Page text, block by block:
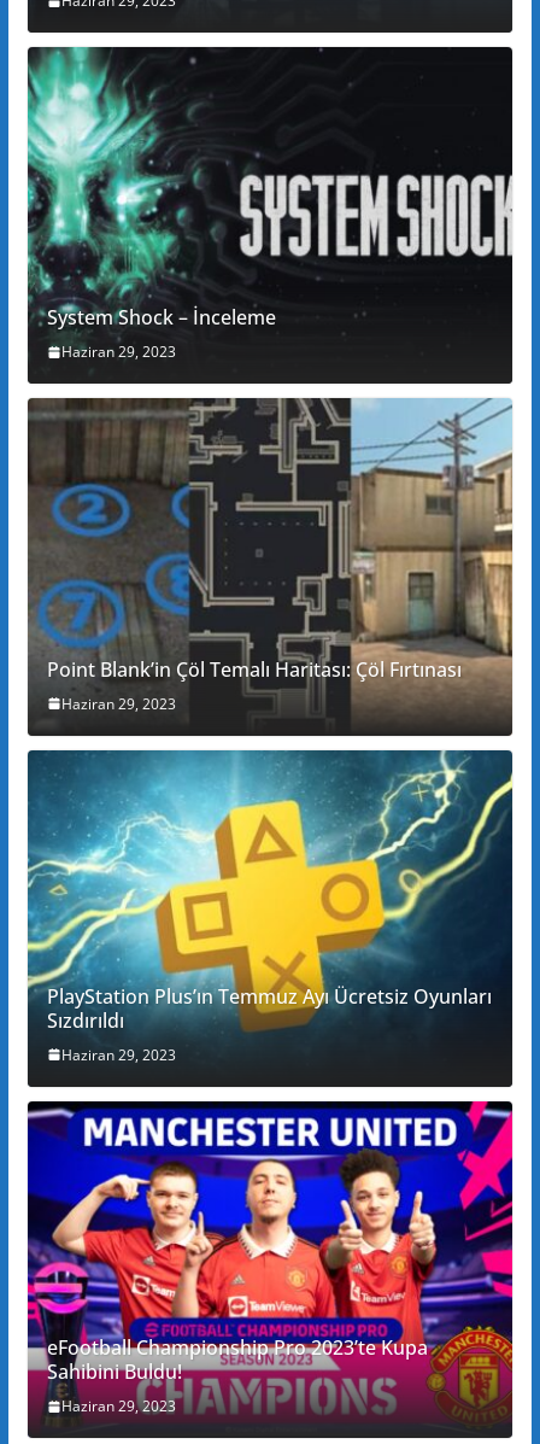
System Shock – İnceleme
Haziran 29, 2023
Point Blank’in Çöl Temalı Haritası: Çöl Fırtınası
Haziran 29, 2023
PlayStation Plus’ın Temmuz Ayı Ücretsiz Oyunları
Sızdırıldı
Haziran 29, 2023
eFootball Championship Pro 2023’te Kupa
Sahibini Buldu!
Haziran 29, 2023